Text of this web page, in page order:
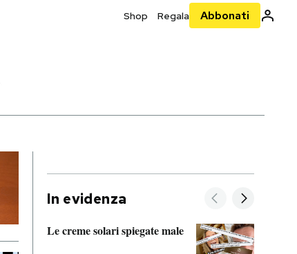
Shop Regala Abbonati
In evidenza
Le creme solari spiegate male